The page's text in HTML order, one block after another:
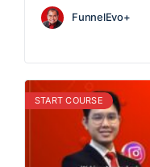
FunnelEvo+
START COURSE